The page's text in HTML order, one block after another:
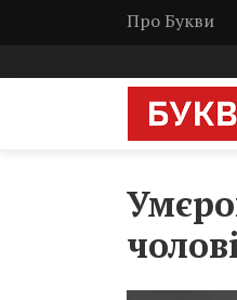
Про Букви